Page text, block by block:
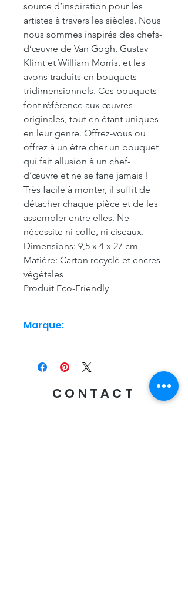
source d’inspiration pour les
artistes à travers les siècles. Nous
nous sommes inspirés des chefs-
d’œuvre de Van Gogh, Gustav
Klimt et William Morris, et les
avons traduits en bouquets
tridimensionnels. Ces bouquets
font référence aux œuvres
originales, tout en étant uniques
en leur genre. Offrez-vous ou
offrez à un être cher un bouquet
qui fait allusion à un chef-
d’œuvre et ne se fane jamais !
Très facile à monter, il suffit de
détacher chaque pièce et de les
assembler entre elles. Ne
nécessite ni colle, ni ciseaux.
Dimensions: 9,5 x 4 x 27 cm
Matière: Carton recyclé et encres
végétales
Produit Eco-Friendly
Marque:
CONTACT